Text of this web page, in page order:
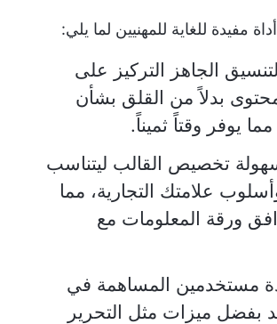
مفيدة للغاية للمهنيين لما يلي:
الجاهز التركيز على
بدلاً من القلق بشأن
يوفر وقتاً ثميناً.
تخصيص القالب ليتناسب
علامتك التجارية، مما
ورقة المعلومات مع
مستخدمين المساهمة في
بفضل ميزات مثل التحرير